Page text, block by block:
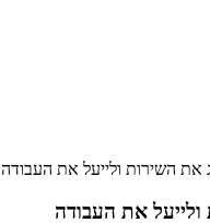
את השירות ולייעל את העבודה
את העבודה